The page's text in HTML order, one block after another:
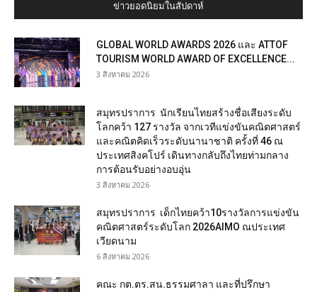
ข่าวยอดนิยมในสัปดาห์
GLOBAL WORLD AWARDS 2026 และ ATTOF
TOURISM WORLD AWARD OF EXCELLENCE...
3 สิงหาคม 2026
สมุทรปราการ นักเรียนไทยสร้างชื่อเสียงระดับ
โลกคว้า 127 รางวัล จากเวทีแข่งขันคณิตศาสตร์
และคณิตคิดเร็วระดับนานาชาติ ครั้งที่ 46 ณ
ประเทศสิงคโปร์ เดินทางกลับถึงไทยท่ามกลาง
การต้อนรับอย่างอบอุ่น
3 สิงหาคม 2026
สมุทรปราการ เด็กไทยคว้า10รางวัลการแข่งขัน
คณิตศาสตร์ระดับโลก 2026AIMO ณประเทศ
เวียดนาม
6 สิงหาคม 2026
คณะ กต.ตร.สน.ธรรมศาลา และที่ปรึกษา